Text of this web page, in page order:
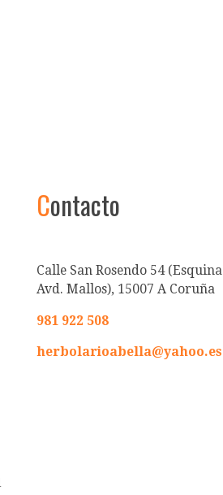
Contacto
Calle San Rosendo 54 (Esquina
Avd. Mallos), 15007 A Coruña
981 922 508
herbolarioabella@yahoo.es